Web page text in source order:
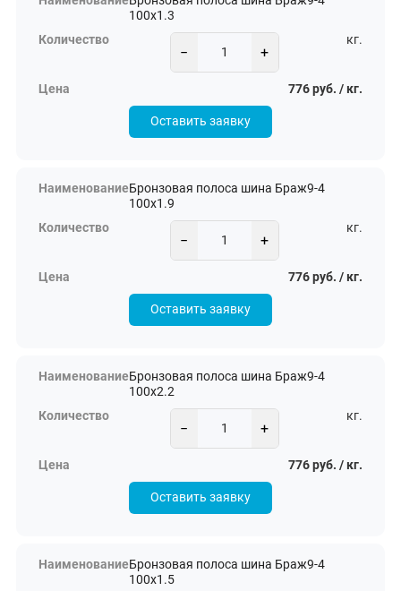
100х1.3
− +
кг.
776 руб. / кг.
Оставить заявку
Бронзовая полоса шина Браж9-4
100х1.9
− +
кг.
776 руб. / кг.
Оставить заявку
Бронзовая полоса шина Браж9-4
100х2.2
− +
кг.
776 руб. / кг.
Оставить заявку
Бронзовая полоса шина Браж9-4
100х1.5